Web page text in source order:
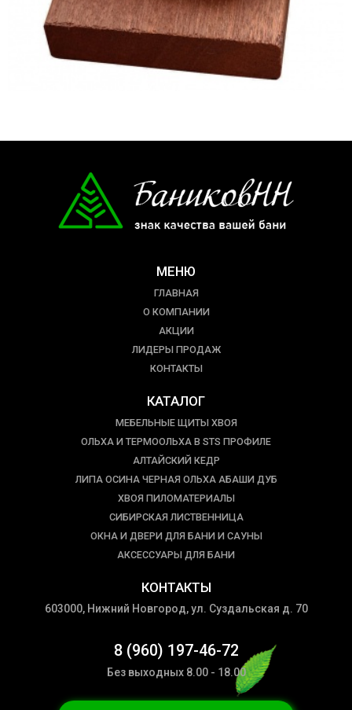
МЕНЮ
ГЛАВНАЯ
О КОМПАНИИ
АКЦИИ
ЛИДЕРЫ ПРОДАЖ
КОНТАКТЫ
КАТАЛОГ
МЕБЕЛЬНЫЕ ЩИТЫ ХВОЯ
ОЛЬХА И ТЕРМООЛЬХА В STS ПРОФИЛЕ
АЛТАЙСКИЙ КЕДР
ЛИПА ОСИНА ЧЕРНАЯ ОЛЬХА АБАШИ ДУБ
ХВОЯ ПИЛОМАТЕРИАЛЫ
СИБИРСКАЯ ЛИСТВЕННИЦА
ОКНА И ДВЕРИ ДЛЯ БАНИ И САУНЫ
АКСЕССУАРЫ ДЛЯ БАНИ
КОНТАКТЫ
603000, Нижний Новгород, ул. Суздальская д. 70
8 (960) 197-46-72
Без выходных 8.00 - 18.00